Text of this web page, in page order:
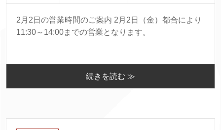
2月2日の営業時間のご案内 2月2日（金）都合により
11:30～14:00までの営業となります。
続きを読む ≫